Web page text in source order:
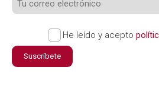
He leído y acepto
Suscríbete